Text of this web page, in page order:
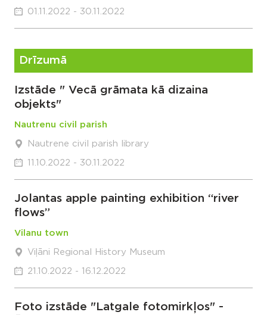
01.11.2022 - 30.11.2022
Drīzumā
Izstāde " Vecā grāmata kā dizaina
objekts"
Nautrenu civil parish
Nautrene civil parish library
11.10.2022 - 30.11.2022
Jolantas apple painting exhibition “river
flows”
Vilanu town
Viļāni Regional History Museum
21.10.2022 - 16.12.2022
Foto izstāde "Latgale fotomirkļos" -